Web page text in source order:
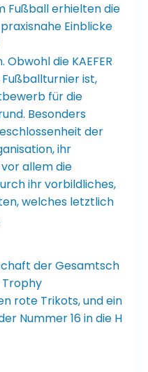
Fußball erhielten die
Einblicke
die KAEFER
ist,
für die
Besonders
der
ihr
allem die
ihr vorbildliches,
welches letztlich
der Gesamtsch
rote Trikots, und ein
Nummer 16 in die H